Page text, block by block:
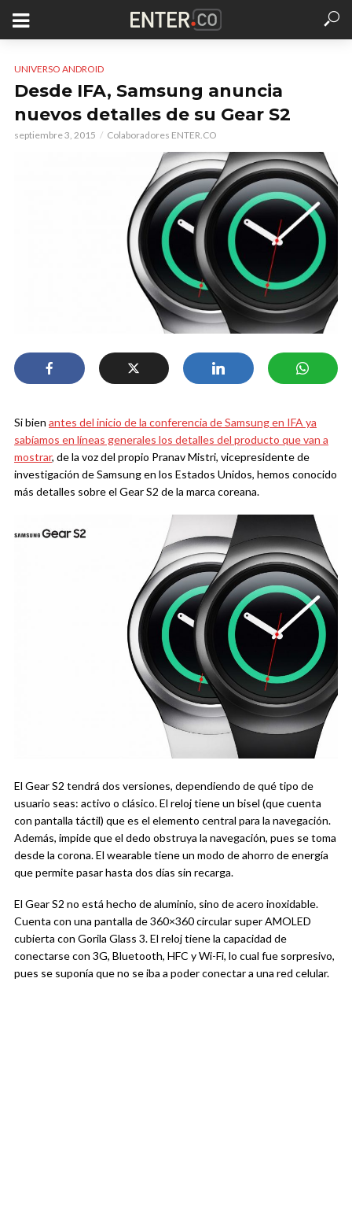
UNIVERSO ANDROID
Desde IFA, Samsung anuncia
nuevos detalles de su Gear S2
septiembre 3, 2015 Colaboradores ENTER.CO
Si bien antes del inicio de la conferencia de Samsung en IFA ya
sabíamos en líneas generales los detalles del producto que van a
mostrar, de la voz del propio Pranav Mistri, vicepresidente de
investigación de Samsung en los Estados Unidos, hemos conocido
más detalles sobre el Gear S2 de la marca coreana.
El Gear S2 tendrá dos versiones, dependiendo de qué tipo de
usuario seas: activo o clásico. El reloj tiene un bisel (que cuenta
con pantalla táctil) que es el elemento central para la navegación.
Además, impide que el dedo obstruya la navegación, pues se toma
desde la corona. El wearable tiene un modo de ahorro de energía
que permite pasar hasta dos días sin recarga.
El Gear S2 no está hecho de aluminio, sino de acero inoxidable.
Cuenta con una pantalla de 360×360 circular super AMOLED
cubierta con Gorila Glass 3. El reloj tiene la capacidad de
conectarse con 3G, Bluetooth, HFC y Wi-Fi, lo cual fue sorpresivo,
pues se suponía que no se iba a poder conectar a una red celular.